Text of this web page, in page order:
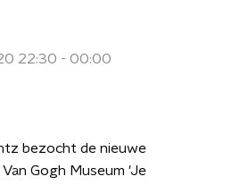
22:30 - 00:00
bezocht de nieuwe
Gogh Museum 'Je